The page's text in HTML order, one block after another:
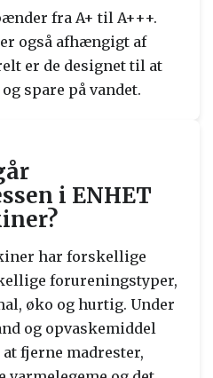
fra A+ til A+++.
også afhængigt af
er de designet til at
spare på vandet.
i ENHET
har forskellige
forureningstyper,
øko og hurtig. Under
og opvaskemiddel
fjerne madrester,